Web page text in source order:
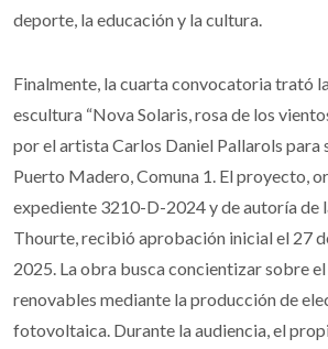
deporte, la educación y la cultura.
Finalmente, la cuarta convocatoria trató
escultura “Nova Solaris, rosa de los
por el artista Carlos Daniel Pallarols para
Puerto Madero, Comuna 1. El proyecto,
expediente 3210-D-2024 y de autoría de
Thourte, recibió aprobación inicial el 27
2025. La obra busca concientizar sobre el
renovables mediante la producción de
fotovoltaica. Durante la audiencia, el